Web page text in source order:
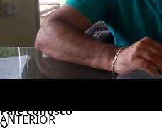
Realçar links
Preto e branco
Aumentar espaçamento
Destacando cursor
Regua guia
Fale conosco
ANTERIOR